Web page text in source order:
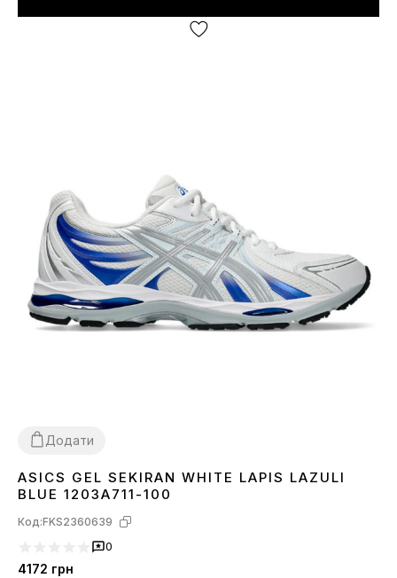
Додати
41 4243 4445
ASICS GEL SEKIRAN WHITE LAPIS LAZULI
BLUE 1203A711-100
Код:FKS2360639
0
4172 грн